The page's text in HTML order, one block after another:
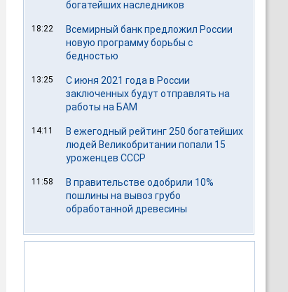
богатейших наследников
18:22
Всемирный банк предложил России
новую программу борьбы с
бедностью
13:25
С июня 2021 года в России
заключенных будут отправлять на
работы на БАМ
14:11
В ежегодный рейтинг 250 богатейших
людей Великобритании попали 15
уроженцев СССР
11:58
В правительстве одобрили 10%
пошлины на вывоз грубо
обработанной древесины